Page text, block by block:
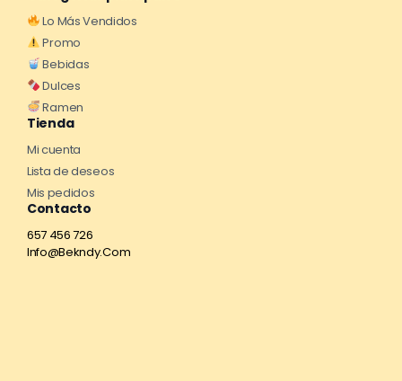
Lo Más Vendidos
Promo
Bebidas
Dulces
Ramen
Tienda
Mi cuenta
Lista de deseos
Mis pedidos
Contacto
657 456 726
Info@Bekndy.Com